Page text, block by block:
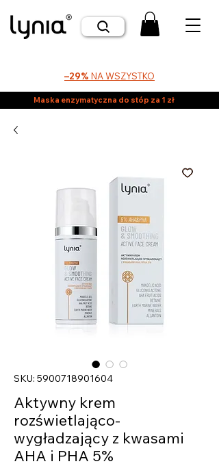
–29% NA WSZYSTKO
Maska enzymatyczna do stóp za 1 zł
SKU: 5900718901604
Aktywny krem
rozświetlająco-
wygładzający z kwasami
AHA i PHA 5%